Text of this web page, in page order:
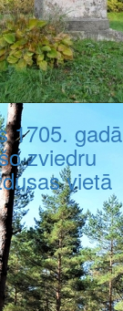
1705. gadā
zviedru
vietā